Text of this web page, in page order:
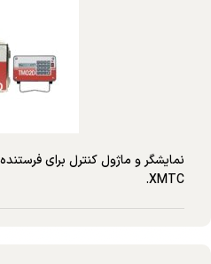
XMTC.